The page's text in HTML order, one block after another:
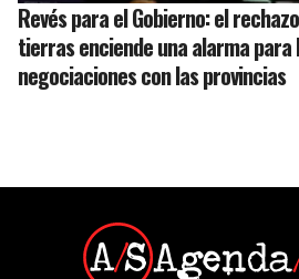
Revés para el Gobierno: el
tierras enciende una alarma para
negociaciones con las provincias